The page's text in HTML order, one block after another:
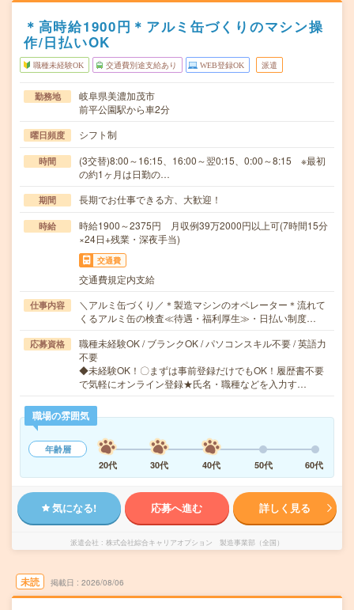
＊高時給1900円＊アルミ缶づくりのマシン操
作/日払いOK
職種未経験OK 交通費別途支給あり WEB登録OK 派遣
勤務地
岐阜県美濃加茂市
前平公園駅から車2分
曜日頻度 シフト制
時間
(3交替)8:00～16:15、16:00～翌0:15、0:00～8:15 ※最初
の約1ヶ月は日勤の…
期間 長期でお仕事できる方、大歓迎！
時給
時給1900～2375円 月収例39万2000円以上可(7時間15分
×24日+残業・深夜手当)
交通費
交通費規定内支給
仕事内容
＼アルミ缶づくり／＊製造マシンのオペレーター＊流れて
くるアルミ缶の検査≪待遇・福利厚生≫・日払い制度…
応募資格
職種未経験OK / ブランクOK / パソコンスキル不要 / 英語力
不要
◆未経験OK！〇まずは事前登録だけでもOK！履歴書不要
で気軽にオンライン登録★氏名・職種などを入力す…
職場の雰囲気
年齢層
20代
30代 40代 50代 60代
気になる! 応募へ進む 詳しく見る
派遣会社 株式会社綜合キャリアオプション 製造事業部（全国）
未読 掲載日 2026/08/06